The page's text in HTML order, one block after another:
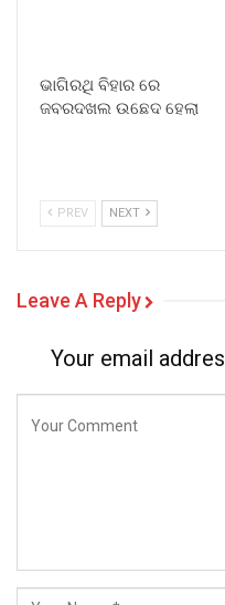
ଭାଗିରଥି ବିହାର ରେ
ଜବରଦଖଲ ଉଛେଦ ହେଲା
PREV NEXT
Leave A Reply
Your email